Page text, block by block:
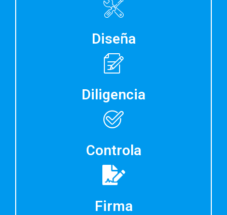
Diseña
Diligencia
Controla
Firma